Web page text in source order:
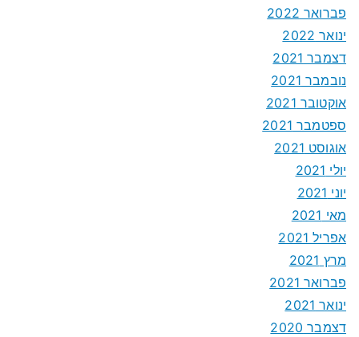
פברואר 2022
ינואר 2022
דצמבר 2021
נובמבר 2021
אוקטובר 2021
ספטמבר 2021
אוגוסט 2021
יולי 2021
יוני 2021
מאי 2021
אפריל 2021
מרץ 2021
פברואר 2021
ינואר 2021
דצמבר 2020